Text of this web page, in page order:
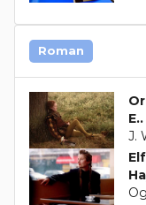
Roman
E..
J.